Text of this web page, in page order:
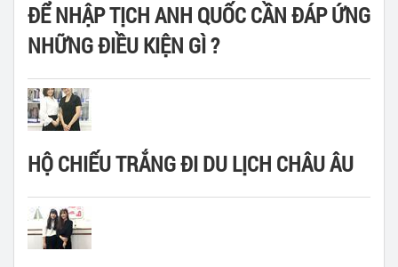
ĐỂ NHẬP TỊCH ANH QUỐC CẦN ĐÁP ỨNG
NHỮNG ĐIỀU KIỆN GÌ ?
HỘ CHIẾU TRẮNG ĐI DU LỊCH CHÂU ÂU